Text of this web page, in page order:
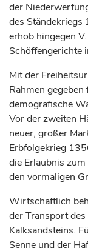
der
des Ständekriegs
erhob hingegen
Schöffengerichte
Mit der
Rahmen
demografische
Vor der zweiten
neuer, großer
Erbfolgekrieg
die Erlaubnis
den vormaligen
Wirtschaftlich
der Transport
Kalksandsteins.
Senne und der